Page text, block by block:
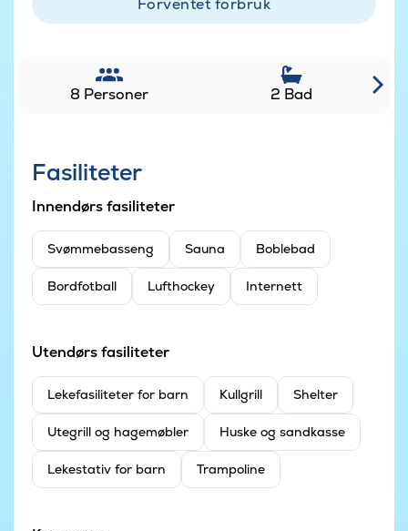
8 Personer 2 Bad
Fasiliteter
Innendørs fasiliteter
Svømmebasseng Sauna Boblebad
Bordfotball Lufthockey Internett
Utendørs fasiliteter
Leke­fasiliteter for barn Kullgrill Shelter
Utegrill og hagemøbler Huske og sandkasse
Lekestativ for barn Trampoline